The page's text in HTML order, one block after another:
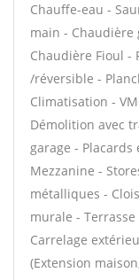
Chauffe-eau -
main - Chaudière
Chaudière Fioul -
/réversible -
Climatisation -
Démolition avec
garage -
Mezzanine -
métalliques -
murale -
Carrelage
(Extension